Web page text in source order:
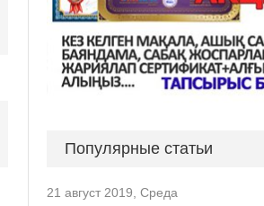
Популярные статьи
21 август 2019, Среда